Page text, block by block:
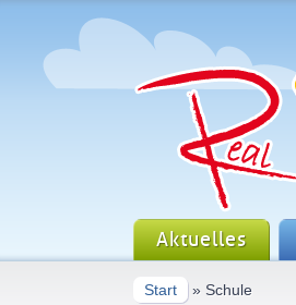
Aktuelles
Start » Schule